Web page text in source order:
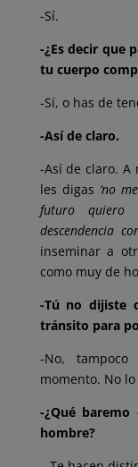
-Sí.
-¿Es decir que
tu cuerpo
-Sí, o has de
-Así de claro.
-Así de claro. A
les digas ‘no
futuro quiero
descendencia
inseminar a
como muy de
-Tú no dijiste
tránsito para
-No,
momento. No
-¿Qué
hombre?